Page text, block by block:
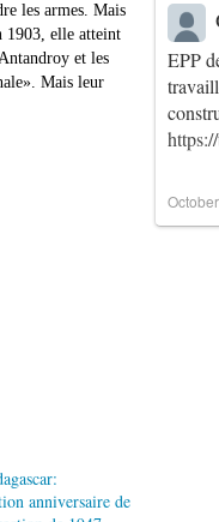
les armes. Mais
1903, elle atteint
et les
Mais leur
EPP